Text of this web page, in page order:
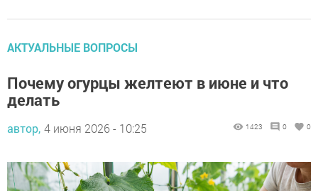
АКТУАЛЬНЫЕ ВОПРОСЫ
Почему огурцы желтеют в июне и что
делать
автор, 4 июня 2026 - 10:25 1423 0 0